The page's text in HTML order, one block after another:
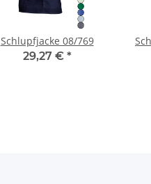
Schlupfjacke 08/769
29,27 € *